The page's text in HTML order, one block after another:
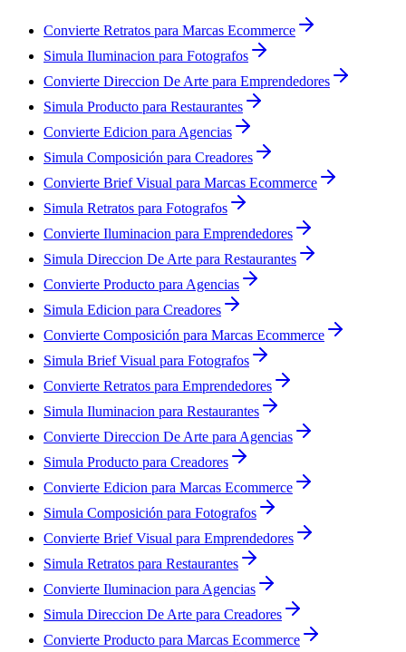
Convierte Retratos para Marcas Ecommerce
Simula Iluminacion para Fotografos
Convierte Direccion De Arte para Emprendedores
Simula Producto para Restaurantes
Convierte Edicion para Agencias
Simula Composición para Creadores
Convierte Brief Visual para Marcas Ecommerce
Simula Retratos para Fotografos
Convierte Iluminacion para Emprendedores
Simula Direccion De Arte para Restaurantes
Convierte Producto para Agencias
Simula Edicion para Creadores
Convierte Composición para Marcas Ecommerce
Simula Brief Visual para Fotografos
Convierte Retratos para Emprendedores
Simula Iluminacion para Restaurantes
Convierte Direccion De Arte para Agencias
Simula Producto para Creadores
Convierte Edicion para Marcas Ecommerce
Simula Composición para Fotografos
Convierte Brief Visual para Emprendedores
Simula Retratos para Restaurantes
Convierte Iluminacion para Agencias
Simula Direccion De Arte para Creadores
Convierte Producto para Marcas Ecommerce